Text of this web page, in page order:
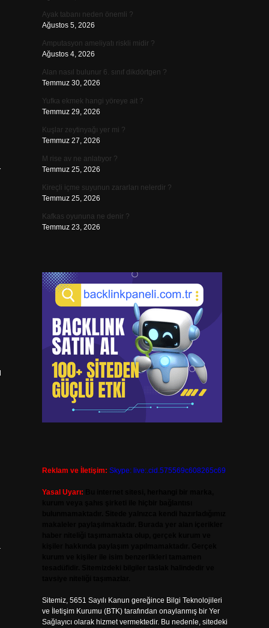
Ayak tabanı neden önemli ?
Ağustos 5, 2026
Amputasyon ameliyatı riskli midir ?
Ağustos 4, 2026
Alan nasıl bulunur 6. sınıf dikdörtgen ?
Temmuz 30, 2026
Yufka ekmek hangi yöreye ait ?
Temmuz 29, 2026
Kuşlar zeytinyağı yer mi ?
Temmuz 27, 2026
M rise av ne anlatıyor ?
Temmuz 25, 2026
Kireçli içme suyunun zararları nelerdir ?
Temmuz 25, 2026
Kafkas oyununa ne denir ?
Temmuz 23, 2026
Reklam ve İletişim: Skype: live:.cid.575569c608265c69
Yasal Uyarı:
Sitemiz, 5651 Sayılı Kanun gereğince Bilgi Teknolojileri
ve İletişim Kurumu (BTK) tarafından onaylanmış bir Yer
Sağlayıcı olarak hizmet vermektedir. Bu nedenle, sitedeki